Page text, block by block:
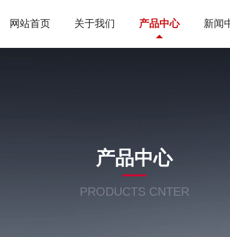
网站首页 关于我们 产品中心 新闻
产品中心
PRODUCTS CNTER